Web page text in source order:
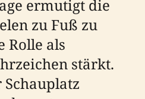
ermutigt die
zu Fuß zu
Rolle als
stärkt.